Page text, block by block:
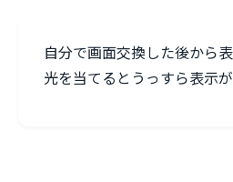
自分で画面交換した後から
光を当てるとうっすら表示が